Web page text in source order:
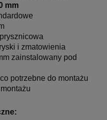
mm
i zmatowienia
zainstalowany pod
potrzebne do montażu